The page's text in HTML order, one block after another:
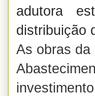
adutora
distribuição
As obras da